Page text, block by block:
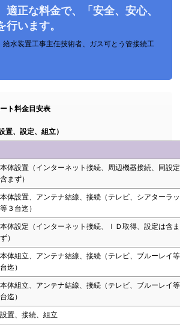
適正な料金で、「安全、安心、
います。
水装置工事主任技術者、ガス可とう管接続工
ト料金目安表
置、設定、組立）
本体設置（インターネット接続、周辺機器接続、同設
含まず）
本体設置、アンテナ結線、接続（テレビ、シアターラ
等３台迄）
本体設定（インターネット接続、ＩＤ取得、設定は含ま
ず）
本体組立、アンテナ結線、接続（テレビ、ブルーレイ
台迄）
本体組立、アンテナ結線、接続（テレビ、ブルーレイ
台迄）
設置、接続、組立